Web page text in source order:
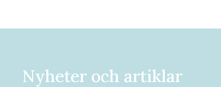
Nyheter och artiklar